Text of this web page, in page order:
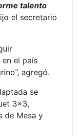
talento
el secretario
el país
agregó.
se
3×3,
de Mesa y